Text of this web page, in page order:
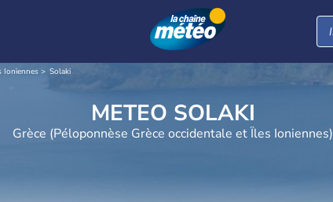
Ioniennes Solaki
METEO SOLAKI
Grèce (Péloponnèse Grèce occidentale et Îles Ioniennes)